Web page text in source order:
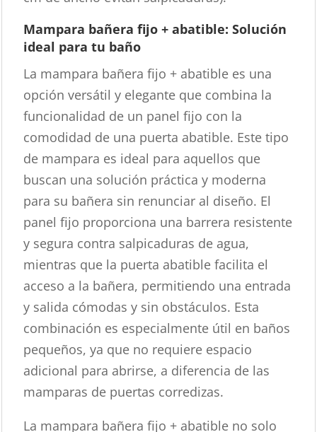
Mampara bañera fijo + abatible: Solución
ideal para tu baño
La mampara bañera fijo + abatible es una
opción versátil y elegante que combina la
funcionalidad de un panel fijo con la
comodidad de una puerta abatible. Este tipo
de mampara es ideal para aquellos que
buscan una solución práctica y moderna
para su bañera sin renunciar al diseño. El
panel fijo proporciona una barrera resistente
y segura contra salpicaduras de agua,
mientras que la puerta abatible facilita el
acceso a la bañera, permitiendo una entrada
y salida cómodas y sin obstáculos. Esta
combinación es especialmente útil en baños
pequeños, ya que no requiere espacio
adicional para abrirse, a diferencia de las
mamparas de puertas corredizas.
La mampara bañera fijo + abatible no solo